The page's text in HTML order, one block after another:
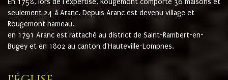
seulement 24 à Aranc. Depuis Aranc est devenu village et
Rougemont hameau.
en 1791 Aranc est rattaché au district de Saint-Rambert-en-
Bugey et en 1802 au canton d'Hauteville-Lompnes.